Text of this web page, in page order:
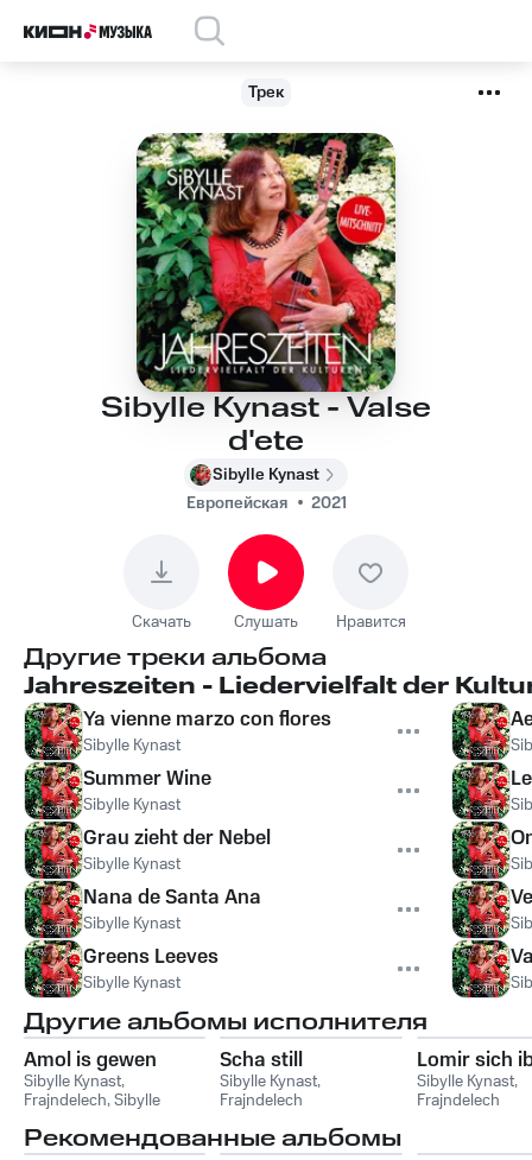
Трек
Sibylle Kynast - Valse
d'ete
Sibylle Kynast
Европейская
2021
Скачать Слушать Нравится
Другие треки альбома
Jahreszeiten - Liedervielfalt der
Ya vienne marzo con flores
Sibylle Kynast
Summer Wine
Sibylle Kynast
Grau zieht der Nebel
Sibylle Kynast
Nana de Santa Ana
Sibylle Kynast
Greens Leeves
Sibylle Kynast
Другие альбомы исполнителя
Amol is gewen
Sibylle Kynast,
Frajndelech,Sibylle
Scha still
Sibylle Kynast,
Frajndelech
Lomir sich
Sibylle Kynast,
Frajndelech
Рекомендованные альбомы